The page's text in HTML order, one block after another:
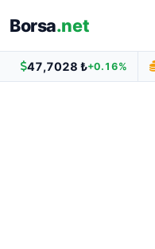
Borsa.net
47,7028 ₺+0.16%